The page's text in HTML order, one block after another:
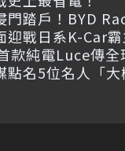
門踏戶！BYD
戰日系K-Car霸
款純電Luce傳全
名5位名人「大